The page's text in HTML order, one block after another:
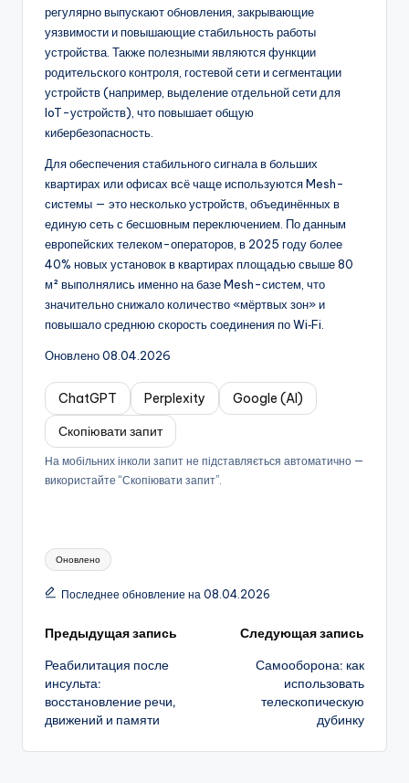
регулярно выпускают обновления, закрывающие
уязвимости и повышающие стабильность работы
устройства. Также полезными являются функции
родительского контроля, гостевой сети и сегментации
устройств (например, выделение отдельной сети для
IoT-устройств), что повышает общую
кибербезопасность.
Для обеспечения стабильного сигнала в больших
квартирах или офисах всё чаще используются Mesh-
системы — это несколько устройств, объединённых в
единую сеть с бесшовным переключением. По данным
европейских телеком-операторов, в 2025 году более
40% новых установок в квартирах площадью свыше 80
м² выполнялись именно на базе Mesh-систем, что
значительно снижало количество «мёртвых зон» и
повышало среднюю скорость соединения по Wi‑Fi.
Оновлено 08.04.2026
ChatGPT Perplexity
Google (AI)
Скопіювати запит
На мобільних інколи запит не підставляється автоматично —
використайте “Скопіювати запит”.
Метки:
Оновлено
Последнее обновление на 08.04.2026
Навигация
записи
Предыдущая запись
Реабилитация после
инсульта:
восстановление речи,
движений и памяти
Следующая запись
Самооборона: как
использовать
телескопическую
дубинку